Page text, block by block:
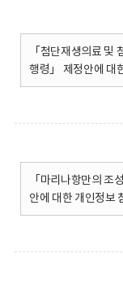
「첨단재생의료 및
행령」 제정안에 대
「마리나항만의 조
안에 대한 개인정보